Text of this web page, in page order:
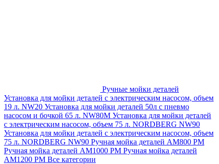
Ручные мойки деталей
Установка для мойки деталей с электрическим насосом, объем
19 л. NW20 Установка для мойки деталей 50л с пневмо
насосом и бочкой 65 л. NW80M Установка для мойки деталей
с электрическим насосом, объем 75 л. NORDBERG NW90
Установка для мойки деталей с электрическим насосом, объем
75 л. NORDBERG NW90 Ручная мойка деталей АМ800 РМ
Ручная мойка деталей АМ1000 РМ Ручная мойка деталей
АМ1200 РМ Все категории